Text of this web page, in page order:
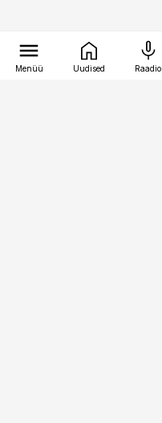
Menüü Uudised Raadio